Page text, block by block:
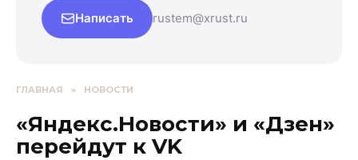
Написать rustem@xrust.ru
ГЛАВНАЯ » НОВОСТИ
«Яндекс.Новости» и «Дзен»
перейдут к VK